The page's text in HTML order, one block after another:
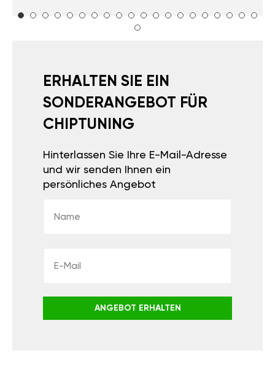
ERHALTEN SIE EIN
SONDERANGEBOT FÜR
CHIPTUNING
Hinterlassen Sie Ihre E-Mail-Adresse
und wir senden Ihnen ein
persönliches Angebot
ANGEBOT ERHALTEN